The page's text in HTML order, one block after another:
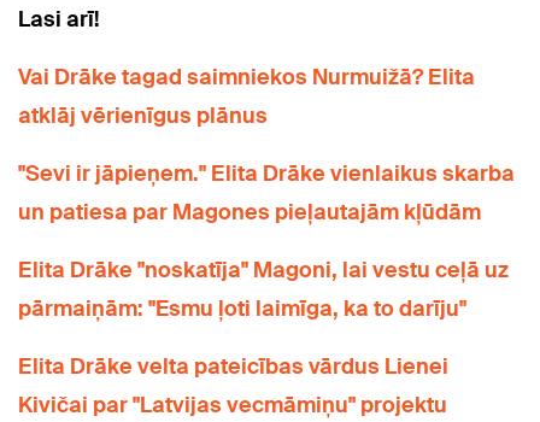
Lasi arī!
Vai Drāke tagad saimniekos Nurmuižā? Elita
atklāj vērienīgus plānus
"Sevi ir jāpieņem." Elita Drāke vienlaikus skarba
un patiesa par Magones pieļautajām kļūdām
Elita Drāke "noskatīja" Magoni, lai vestu ceļā uz
pārmaiņām: "Esmu ļoti laimīga, ka to darīju"
Elita Drāke velta pateicības vārdus Lienei
Kivičai par "Latvijas vecmāmiņu" projektu